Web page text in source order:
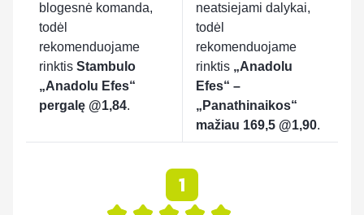
blogesnė komanda,
todėl
rekomenduojame
rinktis Stambulo
„Anadolu Efes“
pergalę @1,84.
neatsiejami dalykai,
todėl
rekomenduojame
rinktis „Anadolu
Efes“ –
„Panathinaikos“
mažiau 169,5 @1,90.
1